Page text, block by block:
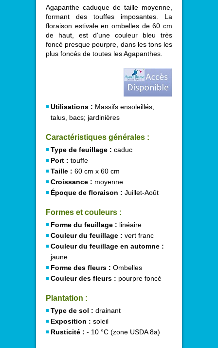
Agapanthe caduque de taille moyenne,
formant des touffes imposantes. La
floraison estivale en ombelles de 60 cm
de haut, est d'une couleur bleu très
foncé presque pourpre, dans les tons les
plus foncés de toutes les Agapanthes.
Utilisations : Massifs ensoleillés,
talus, bacs; jardinières
Caractéristiques générales :
Type de feuillage : caduc
Port : touffe
Taille : 60 cm x 60 cm
Croissance : moyenne
Époque de floraison : Juillet-Août
Formes et couleurs :
Forme du feuillage : linéaire
Couleur du feuillage : vert franc
Couleur du feuillage en automne :
jaune
Forme des fleurs : Ombelles
Couleur des fleurs : pourpre foncé
Plantation :
Type de sol : drainant
Exposition : soleil
Rusticité : - 10 °C (zone USDA 8a)